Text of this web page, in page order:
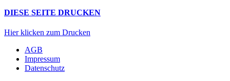
DIESE SEITE DRUCKEN
Hier klicken zum Drucken
AGB
Impressum
Datenschutz